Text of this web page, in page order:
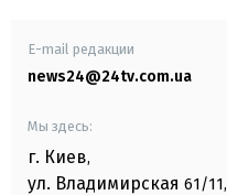
E-mail редакции
news24@24tv.com.ua
Мы здесь:
г. Киев,
ул. Владимирская 61/11,